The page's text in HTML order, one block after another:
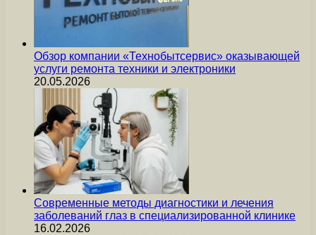
Обзор компании «Технобытсервис» оказывающей
услуги ремонта техники и электроники
20.05.2026
Современные методы диагностики и лечения
заболеваний глаз в специализированной клинике
16.02.2026